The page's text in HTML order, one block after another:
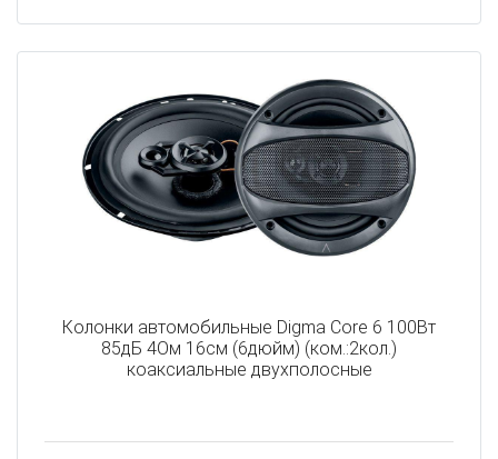
Колонки автомобильные Digma Core 6 100Вт
85дБ 4Ом 16см (6дюйм) (ком.:2кол.)
коаксиальные двухполосные